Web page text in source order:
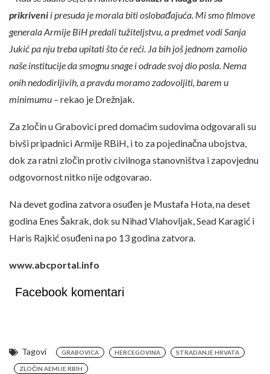
prikriveni i presuda je morala biti oslobađajuća. Mi smo filmove
generala Armije BiH predali tužiteljstvu, a predmet vodi Sanja
Jukić pa nju treba upitati što će reći. Ja bih još jednom zamolio
naše institucije da smognu snage i odrade svoj dio posla. Nema
onih nedodirljivih, a pravdu moramo zadovoljiti, barem u
minimumu –rekao je Drežnjak.
Za zločin u Grabovici pred domaćim sudovima odgovarali su
bivši pripadnici Armije RBiH, i to za pojedinačna ubojstva,
dok za ratni zločin protiv civilnoga stanovništva i zapovjednu
odgovornost nitko nije odgovarao.
Na devet godina zatvora osuđen je Mustafa Hota, na deset
godina Enes Šakrak, dok su Nihad Vlahovljak, Sead Karagić i
Haris Rajkić osuđeni na po 13 godina zatvora.
www.abcportal.info
Facebook komentari
Tagovi GRABOVICA HERCEGOVINA STRADANJE HRVATA
ZLOČIN AEMIJE RBIH